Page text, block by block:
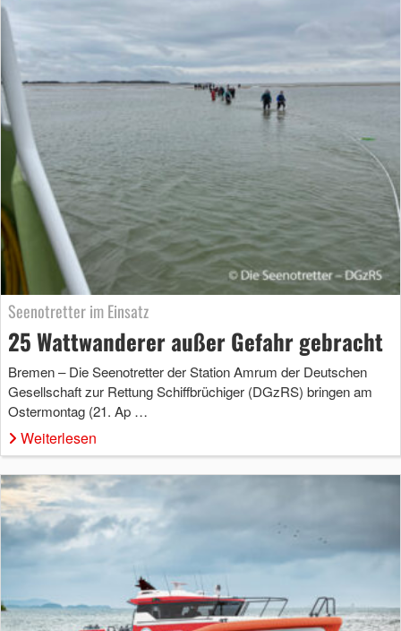
Seenotretter im Einsatz
25 Wattwanderer außer Gefahr gebracht
Bremen – Die Seenotretter der Station Amrum der Deutschen
Gesellschaft zur Rettung Schiffbrüchiger (DGzRS) bringen am
Ostermontag (21. Ap …
Weiterlesen